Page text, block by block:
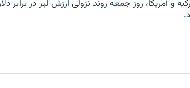
و آمریکا، روز جمعه روند نزولی ارزش لیر در برابر